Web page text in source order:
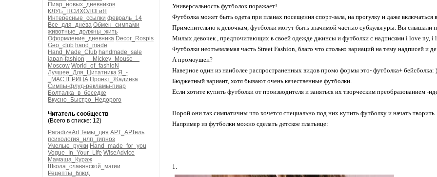
Пиар_новых_дневников
КЛУБ_ПСИХОЛОГиЯ
Интересные_ссылки февраль_14
Все_для_днева Обмен_симпами
животные_должны_жить
Оформление_дневника Decor_Rospis
Geo_club hand_made
Hand_Made_Club handmade_sale
japan-fashion
__Mickey_Mouse__
Moscow World_of_fashioN
Лучшее_Для_Цитатника Я_-
_МАСТЕРИЦА Проект_Жадинка
Симпы-флуд-рекламы-пиар
Болталка_в_беседке
Вкусно_Быстро_Недорого
Читатель сообществ
(Всего в списке: 12)
ParadizeArt Темы_дня АРТ_АРТель
психология_нлп_гипноз
Умелые_ручки Hand_made_for_you
Vogue_In_Your_Life WiseAdvice
Мамаша_Кураж
Школа_славянской_магии
Рецепты_блюд
Универсальность футболок поражает!
Футболка может быть одета при планах посещения спорт-зала, на прогулку и даже включаться
Применительно к девочкам, футболки могут быть значимой частью субкультуры. Вы слышали
Милых девочек , предпочитающих в своей одежде джинсы и футболки с надписями i love ny, i
Футболки неотъемлемая часть Street Fashion, благо что столько вариаций на тему надписей и
А промоушен?
Наверное один из наиболее распространенных видов промо формы это- футболка+ бейсболка: )
Бюджетный вариант, хотя бывают очень качественные футболки.
Если хотите купить футболки от производителя и заняться их творческим преобразованием -
Порой они так симпатичны что хочется специально под них купить футболку и начать творить.
Например из футболки можно сделать детское платьице:
1.